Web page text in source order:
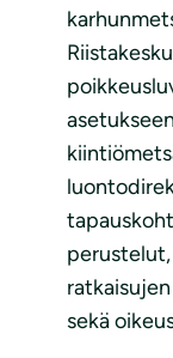
sekä